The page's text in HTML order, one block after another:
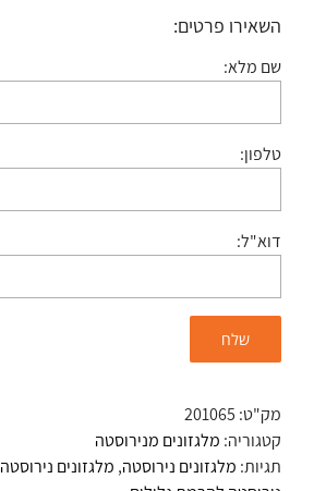
השאירו פרטים:
שם מלא:
טלפון:
דוא"ל:
מק"ט: 201065
קטגוריה: מלגזונים מנירוסטה
תגיות: מלגזונים נירוסטה, מלגזונים נירוסטה 100 ק"ג